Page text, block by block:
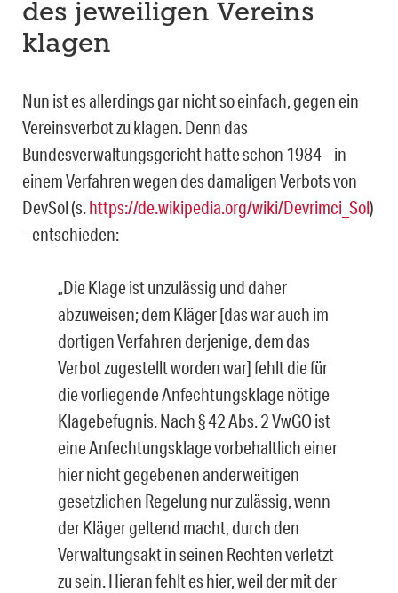
des jeweiligen Vereins
klagen
Nun ist es allerdings gar nicht so einfach, gegen ein
Vereinsverbot zu klagen. Denn das
Bundesverwaltungsgericht hatte schon 1984 – in
einem Verfahren wegen des damaligen Verbots von
DevSol (s.https://de.wikipedia.org/wiki/Devrimci_Sol)
– entschieden:
„Die Klage ist unzulässig und daher
abzuweisen; dem Kläger [das war auch im
dorti­gen Verfahren derjenige, dem das
Verbot zugestellt worden war] fehlt die für
die vor­liegende Anfechtungsklage nötige
Klagebefugnis. Nach § 42 Abs. 2 VwGO ist
eine Anfechtungsklage vorbehaltlich einer
hier nicht gegebenen anderweitigen
gesetzli­chen Regelung nur zulässig, wenn
der Kläger geltend macht, durch den
Verwaltungs­akt in seinen Rechten verletzt
zu sein. Hieran fehlt es hier, weil der mit der